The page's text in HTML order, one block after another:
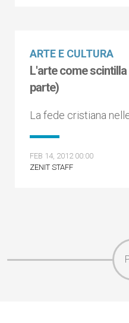
ARTE E CULTURA
L'arte come
parte)
La fede cristiana
FEB 14, 2012 00:00
ZENIT STAFF